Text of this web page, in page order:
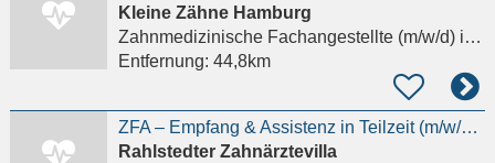
Kleine Zähne Hamburg
Zahnmedizinische Fachangestellte (m/w/d)in Hamburg, Rahlstedt
Entfernung: 44,8km
ZFA – Empfang & Assistenz in Teilzeit (m/w/d) in Hamburg-Rahlstedt
Rahlstedter Zahnärztevilla